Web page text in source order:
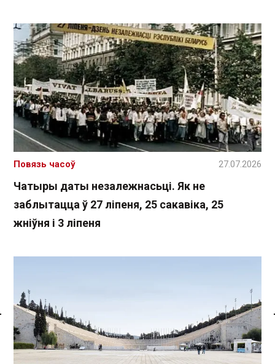
Спасылка без VPN
Чатыры даты незалежнасьці. Як не
заблытацца ў 27 ліпеня, 25 сакавіка, 25
жніўня і 3 ліпеня
Повязь часоў 27.07.2026